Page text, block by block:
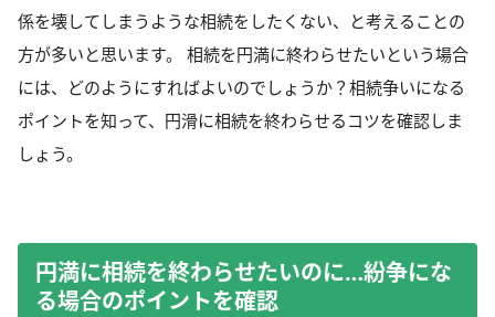
係を壊してしまうような相続をしたくない、と考えることの
方が多いと思います。 相続を円満に終わらせたいという場合
には、どのようにすればよいのでしょうか？相続争いになる
ポイントを知って、円滑に相続を終わらせるコツを確認しま
しょう。
円満に相続を終わらせたいのに…紛争にな
る場合のポイントを確認